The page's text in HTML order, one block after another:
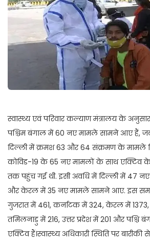
स्वास्थ्य एवं परिवार कल्याण मंत्रालय के
पश्चिम बंगाल में 60 नए मामले सामने आए हैं,
दिल्ली में क्रमश 63 और 64 संक्रमण के मामले
कोविड-19 के 65 नए मामलों के साथ एक्टिव
तक पहुंच गई थी. इसी अवधि में दिल्ली में 47
और केरल में 35 नए मामले सामने आए. इस
गुजरात में 461, कर्नाटक में 324, केरल में 1373,
तमिलनाडु में 216, उत्तर प्रदेश में 201 और पश्चि
एक्टिव हैं।स्वास्थ्य अधिकारी स्थिति पर